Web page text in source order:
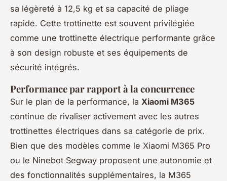
sa légèreté à 12,5 kg et sa capacité de pliage
rapide. Cette trottinette est souvent privilégiée
comme une trottinette électrique performante grâce
à son design robuste et ses équipements de
sécurité intégrés.
Performance par rapport à la concurrence
Sur le plan de la performance, la Xiaomi M365
continue de rivaliser activement avec les autres
trottinettes électriques dans sa catégorie de prix.
Bien que des modèles comme le Xiaomi M365 Pro
ou le Ninebot Segway proposent une autonomie et
des fonctionnalités supplémentaires, la M365